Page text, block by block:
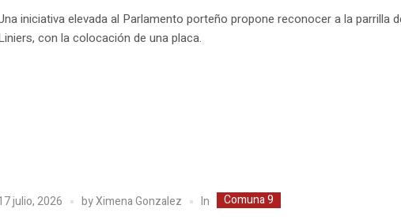
iniciativa elevada al Parlamento porteño propone reconocer a la parrilla
con la colocación de una placa.
julio, 2026 byXimena Gonzalez In Comuna 9